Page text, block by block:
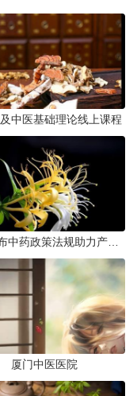
中医基础理论线上课程
厦门中医医院